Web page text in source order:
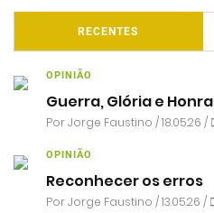
RECENTES
OPINIÃO
Guerra, Glória e Honra
PorJorge Faustino / 18.05.26 /
OPINIÃO
Reconhecer os erros
PorJorge Faustino / 13.05.26 /